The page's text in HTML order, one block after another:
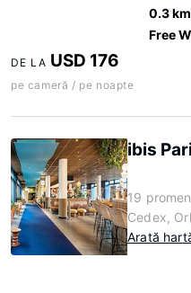
0.3 km
Free
DE LA USD 176
pe cameră / pe noapte
ibis
19
Cedex,
Arată